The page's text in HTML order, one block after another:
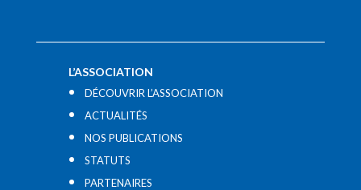
L’ASSOCIATION
DÉCOUVRIR L’ASSOCIATION
ACTUALITÉS
NOS PUBLICATIONS
STATUTS
PARTENAIRES